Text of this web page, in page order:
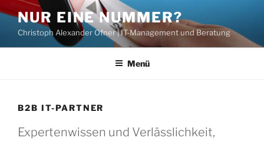
Inhalt
springen
NUR EINE NUMMER?
Christoph Alexander Ofner | IT-Management und Beratung
Menü
B2B IT-PARTNER
Expertenwissen und Verlässlichkeit,